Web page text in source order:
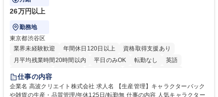
26万円以上
勤務地
東京都渋谷区
業界未経験歓迎
年間休日120日以上
資格取得支援あり
月平均残業時間20時間以内
平日のみOK 転勤なし
英語
住宅手当あり
完全週休2日制
交通費支給 駅近5分以内 中国語 土日祝休み
仕事の内容
企業名 高波クリエイト株式会社 求人名 【生産管理】キャラクターバック
や雑貨の生産・品質管理/年休125日/転勤無 仕事の内容 人気キャラクター